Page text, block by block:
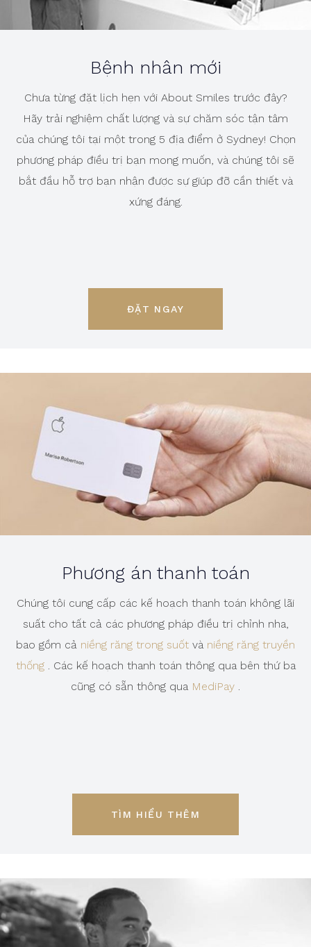
Bệnh nhân mới
Chưa từng đặt lịch hẹn với About Smiles trước đây?
Hãy trải nghiệm chất lượng và sự chăm sóc tận tâm
của chúng tôi tại một trong 5 địa điểm ở Sydney! Chọn
phương pháp điều trị bạn mong muốn, và chúng tôi sẽ
bắt đầu hỗ trợ bạn nhận được sự giúp đỡ cần thiết và
xứng đáng.
ĐẶT NGAY
Phương án thanh toán
Chúng tôi cung cấp các kế hoạch thanh toán không lãi
suất cho tất cả các phương pháp điều trị chỉnh nha,
bao gồm cả niềng răng trong suốt và niềng răng truyền
thống. Các kế hoạch thanh toán thông qua bên thứ ba
cũng có sẵn thông qua MediPay .
TÌM HIỂU THÊM